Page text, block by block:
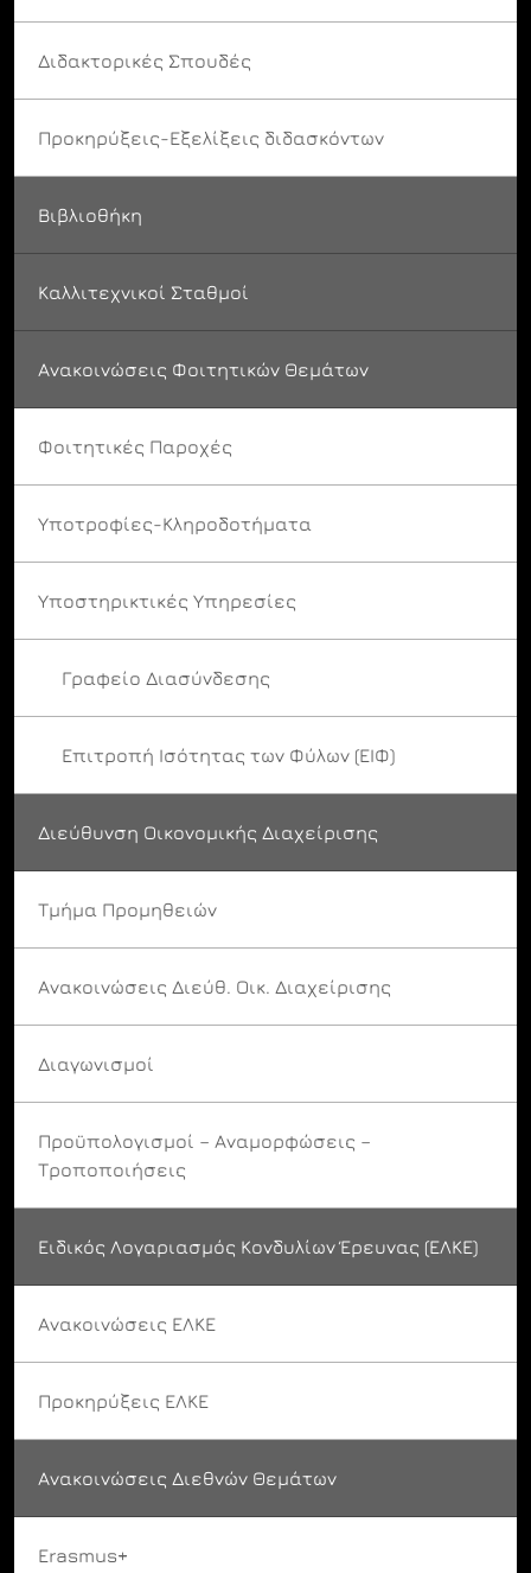
Διδακτορικές Σπουδές
Προκηρύξεις-Εξελίξεις διδασκόντων
Βιβλιοθήκη
Καλλιτεχνικοί Σταθμοί
Ανακοινώσεις Φοιτητικών Θεμάτων
Φοιτητικές Παροχές
Υποτροφίες-Κληροδοτήματα
Υποστηρικτικές Υπηρεσίες
Γραφείο Διασύνδεσης
Επιτροπή Ισότητας των Φύλων (ΕΙΦ)
Διεύθυνση Οικονομικής Διαχείρισης
Τμήμα Προμηθειών
Ανακοινώσεις Διεύθ. Οικ. Διαχείρισης
Διαγωνισμοί
Προϋπολογισμοί – Αναμορφώσεις –
Τροποποιήσεις
Ειδικός Λογαριασμός Κονδυλίων Έρευνας (ΕΛΚΕ)
Ανακοινώσεις ΕΛΚΕ
Προκηρύξεις ΕΛΚΕ
Ανακοινώσεις Διεθνών Θεμάτων
Erasmus+